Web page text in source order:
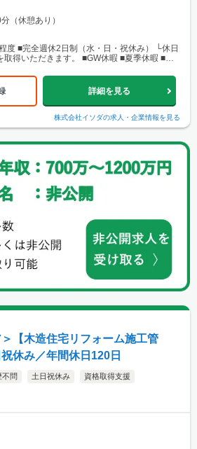
（休憩あり）
度 ■完全週休2日制（水・日・祝休み） └休日
得いただきます。 ■GW休暇 ■夏季休暇 ■年
詳細を見る
株式会社イソダの求人・企業情報を見る
【木造住宅リフォーム施工管
休み／年間休日120日
不問 土日祝休み 資格取得支援